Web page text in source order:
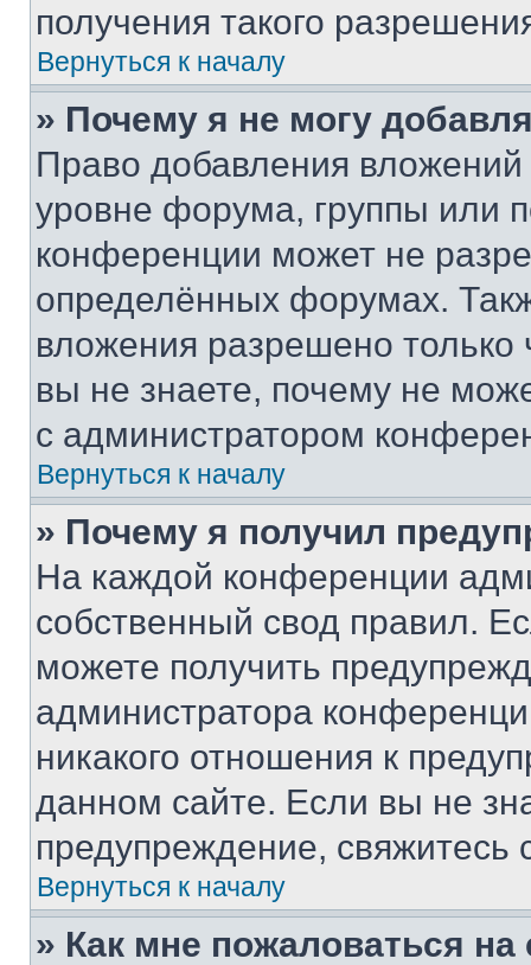
получения такого
Вернуться к началу
» Почему я не могу
Право добавления
уровне форума, группы или
конференции может не
определённых форумах.
вложения разрешено
вы не знаете, почему не
с администратором
Вернуться к началу
» Почему я получил
На каждой конференции
собственный свод правил.
можете получить
администратора
никакого отношения к
данном сайте. Если вы не
предупреждение,
Вернуться к началу
» Как мне пожаловаться